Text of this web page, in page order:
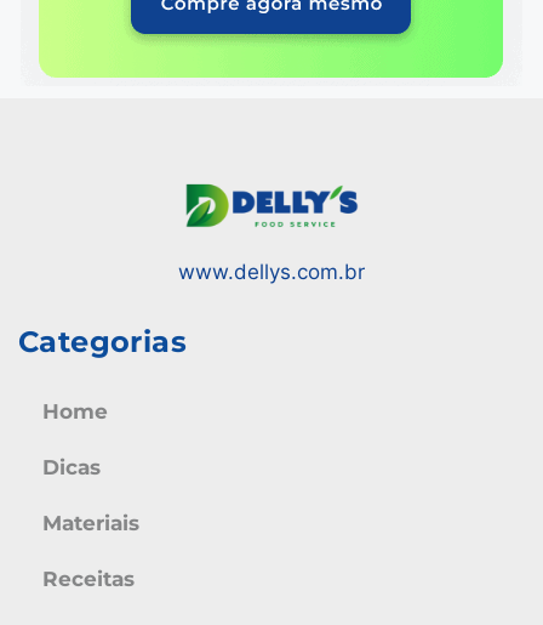
www.dellys.com.br
Categorias
Home
Dicas
Materiais
Receitas